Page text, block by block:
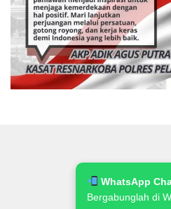
WhatsApp
Bergabunglah di